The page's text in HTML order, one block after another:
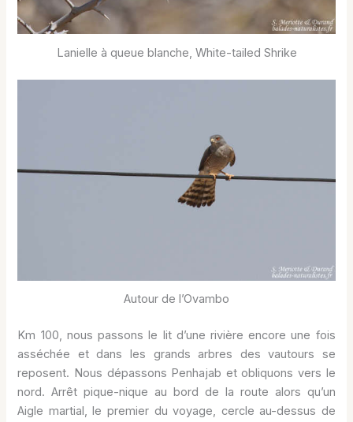
Lanielle à queue blanche, White-tailed Shrike
Autour de l’Ovambo
Km 100, nous passons le lit d’une rivière encore une fois
asséchée et dans les grands arbres des vautours se
reposent. Nous dépassons Penhajab et obliquons vers le
nord. Arrêt pique-nique au bord de la route alors qu’un
Aigle martial, le premier du voyage, cercle au-dessus de